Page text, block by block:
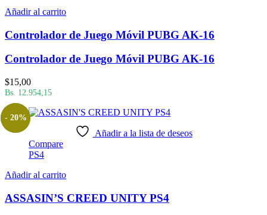
Añadir al carrito
Controlador de Juego Móvil PUBG AK-16
Controlador de Juego Móvil PUBG AK-16
$15,00
Bs. 12.954,15
Añadir a la lista de deseos
Compare
PS4
Añadir al carrito
ASSASIN’S CREED UNITY PS4
- 20%